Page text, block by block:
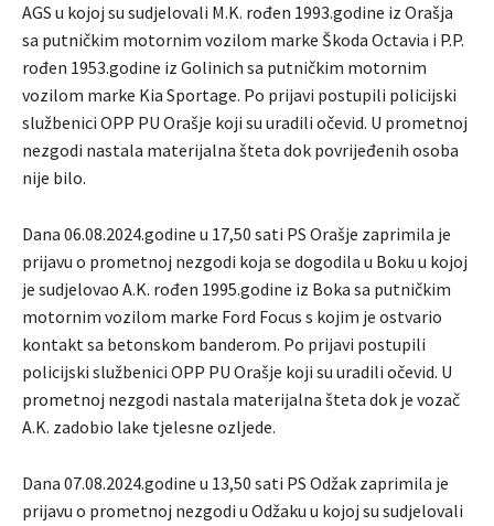
AGS u kojoj su sudjelovali M.K. rođen 1993.godine iz Orašja
sa putničkim motornim vozilom marke Škoda Octavia i P.P.
rođen 1953.godine iz Golinich sa putničkim motornim
vozilom marke Kia Sportage. Po prijavi postupili policijski
službenici OPP PU Orašje koji su uradili očevid. U prometnoj
nezgodi nastala materijalna šteta dok povrijeđenih osoba
nije bilo.
Dana 06.08.2024.godine u 17,50 sati PS Orašje zaprimila je
prijavu o prometnoj nezgodi koja se dogodila u Boku u kojoj
je sudjelovao A.K. rođen 1995.godine iz Boka sa putničkim
motornim vozilom marke Ford Focus s kojim je ostvario
kontakt sa betonskom banderom. Po prijavi postupili
policijski službenici OPP PU Orašje koji su uradili očevid. U
prometnoj nezgodi nastala materijalna šteta dok je vozač
A.K. zadobio lake tjelesne ozljede.
Dana 07.08.2024.godine u 13,50 sati PS Odžak zaprimila je
prijavu o prometnoj nezgodi u Odžaku u kojoj su sudjelovali